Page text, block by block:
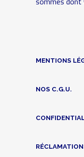
MENTIONS
NOS C.G.U.